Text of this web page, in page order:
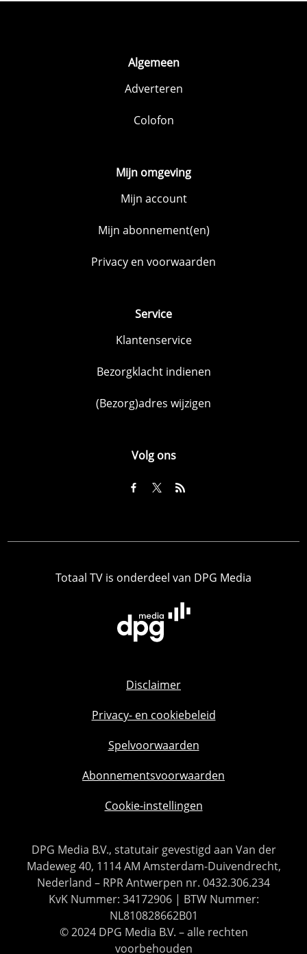
Algemeen
Adverteren
Colofon
Mijn omgeving
Mijn account
Mijn abonnement(en)
Privacy en voorwaarden
Service
Klantenservice
Bezorgklacht indienen
(Bezorg)adres wijzigen
Volg ons
Totaal TV is onderdeel van DPG Media
Disclaimer
Privacy- en cookiebeleid
Spelvoorwaarden
Abonnementsvoorwaarden
Cookie-instellingen
DPG Media B.V., statutair gevestigd aan Van der
Madeweg 40, 1114 AM Amsterdam-Duivendrecht,
Nederland – RPR Antwerpen nr. 0432.306.234
KvK Nummer: 34172906 | BTW Nummer:
NL810828662B01
© 2024 DPG Media B.V. – alle rechten
voorbehouden